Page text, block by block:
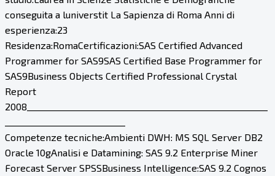
conseguita a luniverstit La Sapienza di Roma Anni di
esperienza:23
Residenza:RomaCertificazioni:SAS Certified Advanced
Programmer for SAS9SAS Certified Base Programmer for
SAS9Business Objects Certified Professional Crystal
Report
2008________________________________________________________
Competenze tecniche:Ambienti DWH: MS SQL Server DB2
Oracle 10gAnalisi e Datamining: SAS 9.2 Enterprise Miner
Forecast Server SPSSBusiness Intelligence:SAS 9.2 Cognos